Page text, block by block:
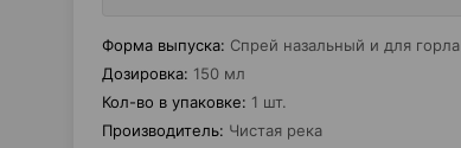
Форма выпуска: Спрей назальный и для горла
Дозировка: 150 мл
Кол-во в упаковке: 1 шт.
Производитель: Чистая река